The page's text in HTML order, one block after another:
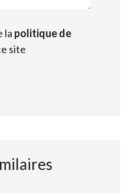
la politique de
site